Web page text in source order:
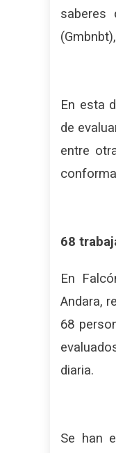
saberes
En esta
de
entre
68
En
Andara,
68
diaria.
Se han